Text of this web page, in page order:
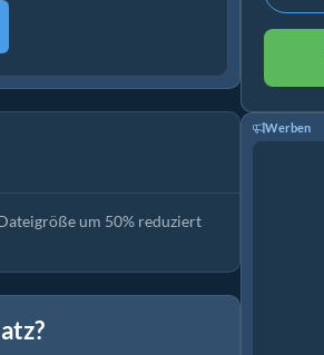
um 50% reduziert
Werben